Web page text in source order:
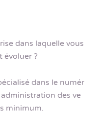
dans laquelle vous
évoluer ?
dans le numér
des ve
minimum.